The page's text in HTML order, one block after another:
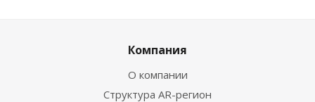
Компания
О компании
Структура AR-регион